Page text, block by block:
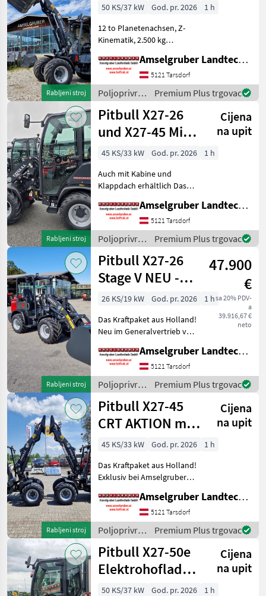
Rabljeni stroj
50 KS/37 kW God. pr. 2026
1 h
12 to Planetenachsen, Z-
Kinematik, 2.500 kg
X27-50e Elektrohoflader
setzt neue Maßstäbe am
Elektro-Hofladermarkt.
DIESE DATEN SOLLTEN SIE
Amselgruber Landtechnik GmbH
5121 Tarsdorf
Poljoprivredni
motorni
strojevi /
Pitbull
Premium Plus trgovac
Rabljeni stroj
Pitbull X27-26
und X27-45 Mit
Kabine
Cijena
na upit
45 KS/33 kW God. pr. 2026
1 h
Auch mit Kabine und
Klappdach erhältlich Das
Neu im Generalvertrieb von
Amselgruber Landtechnik!
Neben unseren bekannten
Fuchs Hofladern,
Amselgruber Landtechnik GmbH
5121 Tarsdorf
Poljoprivredni
motorni
strojevi /
Pitbull
Premium Plus trgovac
Rabljeni stroj
Pitbull X27-26
Stage V NEU -
Planetenachsen+Z-
Kinematik
47.900
€
sa 20% PDV-
a
39.916,67 €
neto
26 KS/19 kW God. pr. 2026
1 h
Das Kraftpaket aus Holland!
Neu im Generalvertrieb von
Neben unseren bekannten
Fuchs Hofladern, und Cast
& Worky-Quad Miniladern
erweitert n
Amselgruber Landtechnik GmbH
5121 Tarsdorf
Poljoprivredni
motorni
strojevi /
Pitbull
Premium Plus trgovac
Rabljeni stroj
Pitbull X27-45
CRT AKTION mit
Österreichpaket
Cijena
na upit
45 KS/33 kW God. pr. 2026
1 h
Das Kraftpaket aus Holland!
Exklusiv bei Amselgruber
unseren bekannten Fuchs
Hofladern, und Cast &
Worky-Quad Miniladern
erweitert nun PITBULL aus
Amselgruber Landtechnik GmbH
5121 Tarsdorf
Poljoprivredni
motorni
strojevi /
Pitbull
Premium Plus trgovac
Pitbull X27-50e
Elektrohoflader
- der Stärkste!
Cijena
na upit
50 KS/37 kW God. pr. 2026
1 h